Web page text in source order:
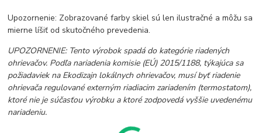
Upozornenie: Zobrazované farby skiel sú len ilustračné a môžu sa
mierne líšiť od skutočného prevedenia.
UPOZORNENIE: Tento výrobok spadá do kategórie riadených
ohrievačov. Podľa nariadenia komisie (EÚ) 2015/1188, týkajúca sa
požiadaviek na Ekodizajn lokálnych ohrievačov, musí byť riadenie
ohrievača regulované externým riadiacim zariadením (termostatom),
ktoré nie je súčasťou výrobku a ktoré zodpovedá vyššie uvedenému
nariadeniu.